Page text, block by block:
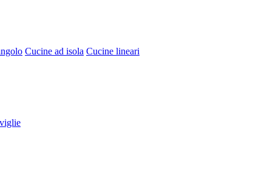
Cucine ad isola Cucine lineari